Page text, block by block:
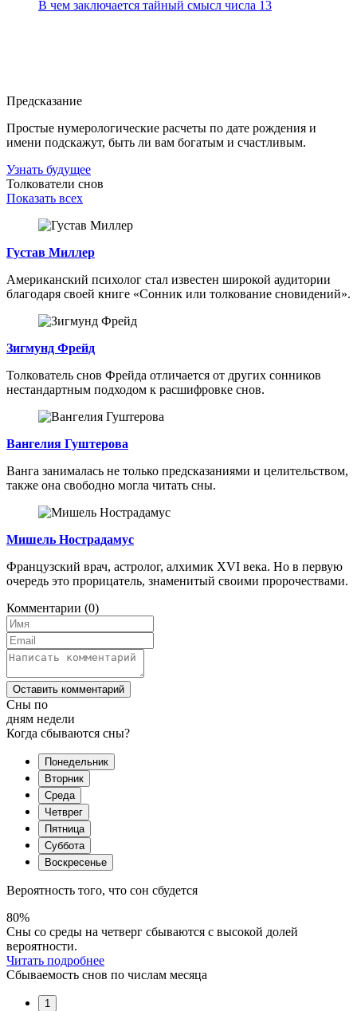
В чем заключается тайный смысл числа 13
Предсказание
Простые нумерологические расчеты по дате рождения и
имени подскажут, быть ли вам богатым и счастливым.
Узнать будущее
Толкователи снов
Показать всех
Густав Миллер
Американский психолог стал известен широкой аудитории
благодаря своей книге «Сонник или толкование сновидений».
Зигмунд Фрейд
Толкователь снов Фрейда отличается от других сонников
нестандартным подходом к расшифровке снов.
Вангелия Гуштерова
Ванга занималась не только предсказаниями и целительством,
также она свободно могла читать сны.
Мишель Нострадамус
Французский врач, астролог, алхимик XVI века. Но в первую
очередь это прорицатель, знаменитый своими пророчествами.
Комментарии (0)
Оставить комментарий
Сны по
дням недели
Когда сбываются сны?
Понедельник
Вторник
Среда
Четврег
Пятница
Суббота
Воскресенье
Вероятность того, что сон сбудется
80%
Сны со среды на четверг сбываются с высокой долей
вероятности.
Читать подробнее
Сбываемость снов по числам месяца
1